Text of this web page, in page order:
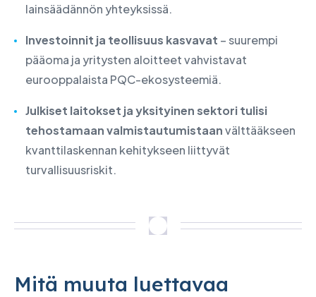
lainsäädännön yhteyksissä.
Investoinnit ja teollisuus kasvavat – suurempi
pääoma ja yritysten aloitteet vahvistavat
eurooppalaista PQC-ekosysteemiä.
Julkiset laitokset ja yksityinen sektori tulisi
tehostamaan valmistautumistaanvälttääkseen
kvanttilaskennan kehitykseen liittyvät
turvallisuusriskit.
Mitä muuta luettavaa